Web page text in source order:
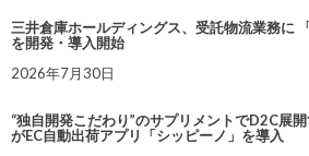
三井倉庫ホールディングス、受託物流業務に
を開発・導入開始
2026年7月30日
“独自開発こだわり”のサプリメントでD2C展
がEC自動出荷アプリ「シッピーノ」を導入